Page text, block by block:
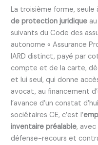
La troisième forme,
de protection juridique
suivants du Code des
autonome « Assurance
IARD distinct, payé par
compte et de la carte,
et lui seul, qui donne
avocat, au financement
l’avance d’un constat
sociétaires CE, c’est l’
inventaire préalable, avec
défense-recours et